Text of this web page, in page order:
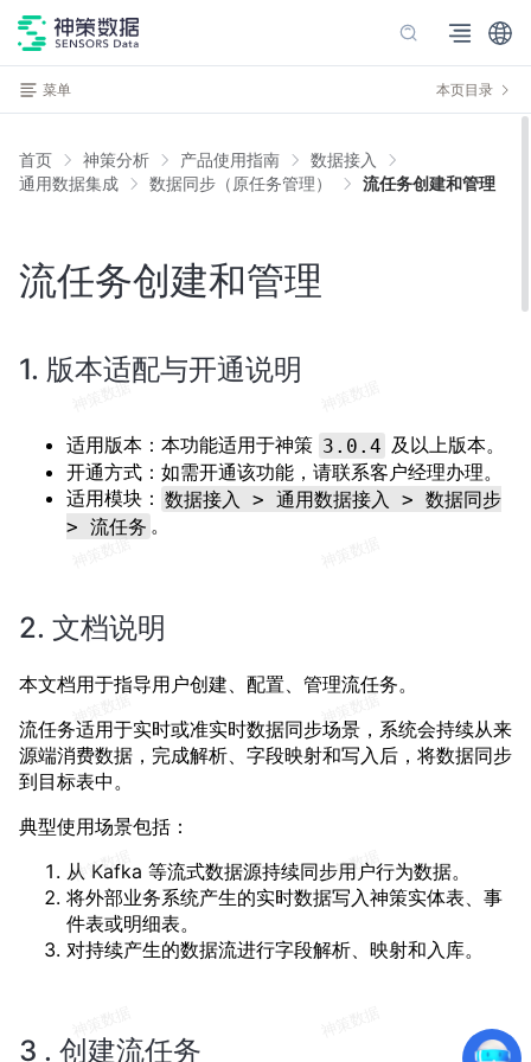
菜单 本页目录
首页 神策分析 产品使用指南
数据接入
通用数据集成
数据同步（原任务管理） 流任务创建和管理
流任务创建和管理
1. 版本适配与开通说明
适用版本：本功能适用于神策 3.0.4 及以上版本。
开通方式：如需开通该功能，请联系客户经理办理。
适用模块： 数据接入 > 通用数据接入 > 数据同步
> 流任务 。
2. 文档说明
本文档用于指导用户创建、配置、管理流任务。
流任务适用于实时或准实时数据同步场景，系统会持续从来
源端消费数据，完成解析、字段映射和写入后，将数据同步
到目标表中。
典型使用场景包括：
从 Kafka 等流式数据源持续同步用户行为数据。
将外部业务系统产生的实时数据写入神策实体表、事
件表或明细表。
对持续产生的数据流进行字段解析、映射和入库。
3 . 创建流任务